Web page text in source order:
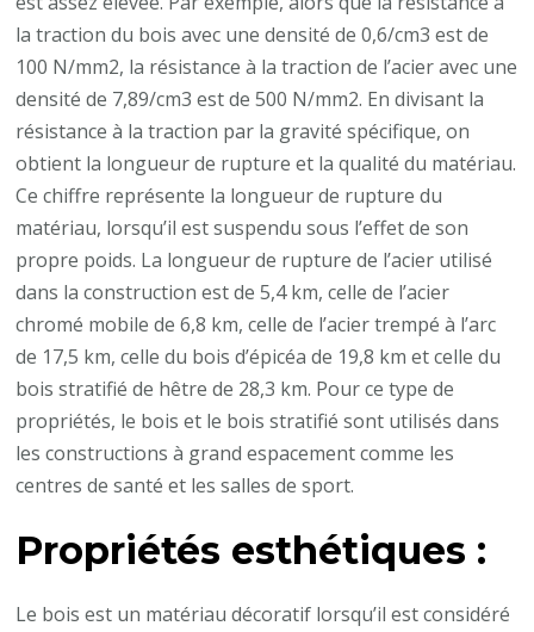
la traction du bois avec une densité de 0,6/cm3 est de
100 N/mm2, la résistance à la traction de l’acier avec une
densité de 7,89/cm3 est de 500 N/mm2. En divisant la
résistance à la traction par la gravité spécifique, on
obtient la longueur de rupture et la qualité du matériau.
Ce chiffre représente la longueur de rupture du
matériau, lorsqu’il est suspendu sous l’effet de son
propre poids. La longueur de rupture de l’acier utilisé
dans la construction est de 5,4 km, celle de l’acier
chromé mobile de 6,8 km, celle de l’acier trempé à l’arc
de 17,5 km, celle du bois d’épicéa de 19,8 km et celle du
bois stratifié de hêtre de 28,3 km. Pour ce type de
propriétés, le bois et le bois stratifié sont utilisés dans
les constructions à grand espacement comme les
centres de santé et les salles de sport.
Propriétés esthétiques :
Le bois est un matériau décoratif lorsqu’il est considéré